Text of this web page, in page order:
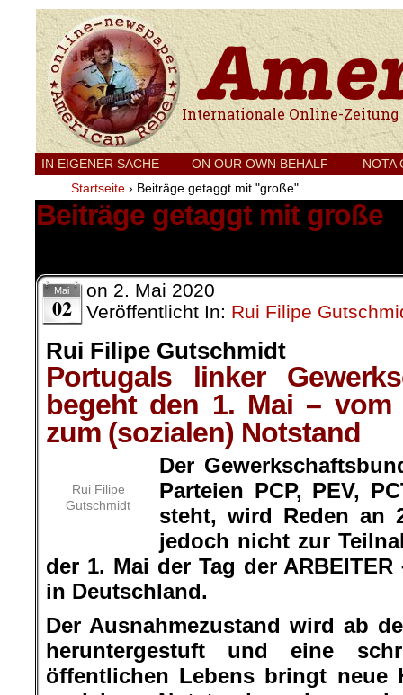
Internationale Onlinezeitung für Frieden,
IN EIGENER SACHE – ON OUR OWN BEHALF –
NOTA
Startseite › Beiträge getaggt mit "große"
Beiträge getaggt mit große
Mai
02
on 2. Mai 2020
Veröffentlicht In: Rui Filipe
Rui Filipe Gutschmidt
Portugals linker
begeht den 1. Mai – vom
zum (sozialen) Notstand
Rui Filipe
Gutschmidt
Der
Parteien PCP, PEV,
steht, wird Reden an
jedoch nicht zur
der 1. Mai der Tag der
in Deutschland.
Der Ausnahmezustand wird ab
heruntergestuft und eine
öffentlichen Lebens bringt neue